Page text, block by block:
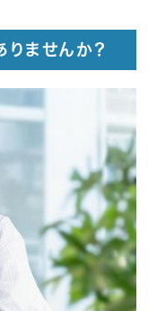
ませんか？